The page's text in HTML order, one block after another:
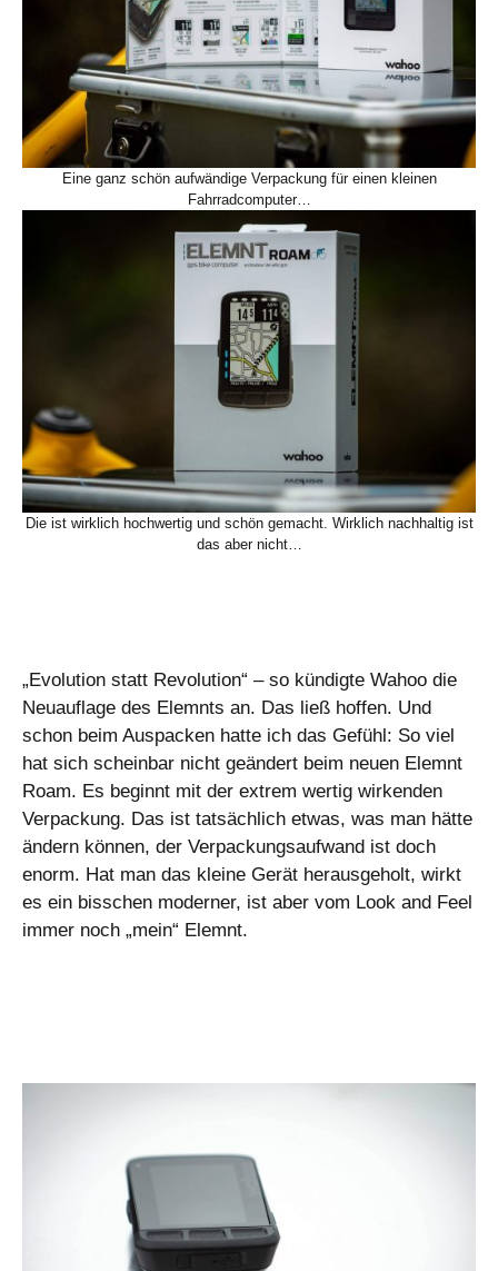
Eine ganz schön aufwändige Verpackung für einen kleinen
Fahrradcomputer…
Die ist wirklich hochwertig und schön gemacht. Wirklich nachhaltig ist
das aber nicht…
„Evolution statt Revolution“ – so kündigte Wahoo die
Neuauflage des Elemnts an. Das ließ hoffen. Und
schon beim Auspacken hatte ich das Gefühl: So viel
hat sich scheinbar nicht geändert beim neuen Elemnt
Roam. Es beginnt mit der extrem wertig wirkenden
Verpackung. Das ist tatsächlich etwas, was man hätte
ändern können, der Verpackungsaufwand ist doch
enorm. Hat man das kleine Gerät herausgeholt, wirkt
es ein bisschen moderner, ist aber vom Look and Feel
immer noch „mein“ Elemnt.